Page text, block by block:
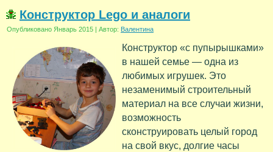
Конструктор Lego и аналоги
Опубликовано Январь 2015 | Автор: Валентина
Конструктор «с пупырышками»
в нашей семье — одна из
любимых игрушек. Это
незаменимый строительный
материал на все случаи жизни,
возможность
сконструировать целый город
на свой вкус, долгие часы